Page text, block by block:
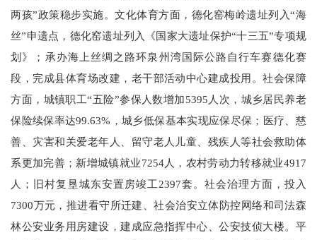
两孩”政策稳步实施。文化体育方面，德化窑梅岭遗址列入“海
丝”申遗点，德化窑遗址列入《国家大遗址保护“十三五”专项规
划》；承办海上丝绸之路环泉州湾国际公路自行车赛德化赛
段，完成县体育场改建，老干部活动中心建成投用。社会保障
方面，城镇职工“五险”参保人数增加5395人次，城乡居民养老
保险续保率达99.63%，城乡低保基本实现应保尽保；医疗、慈
善、灾害和关爱老年人、留守老人儿童、残疾人等社会救助体
系更加完善；新增城镇就业7254人，农村劳动力转移就业4917
人；旧村复垦城东安置房竣工2397套。社会治理方面，投入
7300万元，推进看守所迁建、社会治安立体防控网络和司法森
林公安业务用房建设，建成应急指挥中心、公安技侦大楼。平